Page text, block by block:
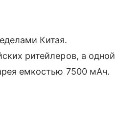
Китая.
ритейлеров, а одной
емкостью 7500 мАч.